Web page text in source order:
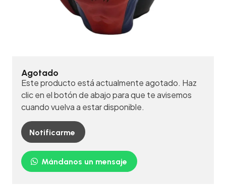
Agotado
Este producto está actualmente agotado. Haz
clic en el botón de abajo para que te avisemos
cuando vuelva a estar disponible.
Notificarme
Mándanos un mensaje